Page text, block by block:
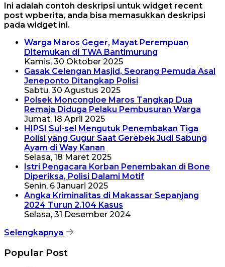
Ini adalah contoh deskripsi untuk widget recent
post wpberita, anda bisa memasukkan deskripsi
pada widget ini.
Warga Maros Geger, Mayat Perempuan
Ditemukan di TWA Bantimurung
Kamis, 30 Oktober 2025
Gasak Celengan Masjid, Seorang Pemuda Asal
Jeneponto Ditangkap Polisi
Sabtu, 30 Agustus 2025
Polsek Moncongloe Maros Tangkap Dua
Remaja Diduga Pelaku Pembusuran Warga
Jumat, 18 April 2025
HIPSI Sul-sel Mengutuk Penembakan Tiga
Polisi yang Gugur Saat Gerebek Judi Sabung
Ayam di Way Kanan
Selasa, 18 Maret 2025
Istri Pengacara Korban Penembakan di Bone
Diperiksa, Polisi Dalami Motif
Senin, 6 Januari 2025
Angka Kriminalitas di Makassar Sepanjang
2024 Turun 2.104 Kasus
Selasa, 31 Desember 2024
Selengkapnya
Popular Post